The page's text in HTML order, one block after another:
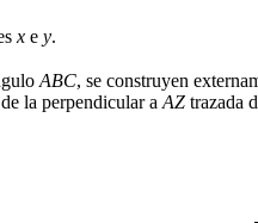
x e y.
ABC, se construyen
la perpendicular a AZ trazada